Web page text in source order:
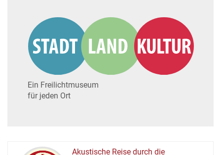
Ein Freilichtmuseum
für jeden Ort
Akustische Reise durch die